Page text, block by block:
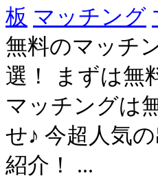
板 マッチング
無料のマッチ
選！ まずは無
マッチングは
せ♪ 今超人気
紹介！ ...